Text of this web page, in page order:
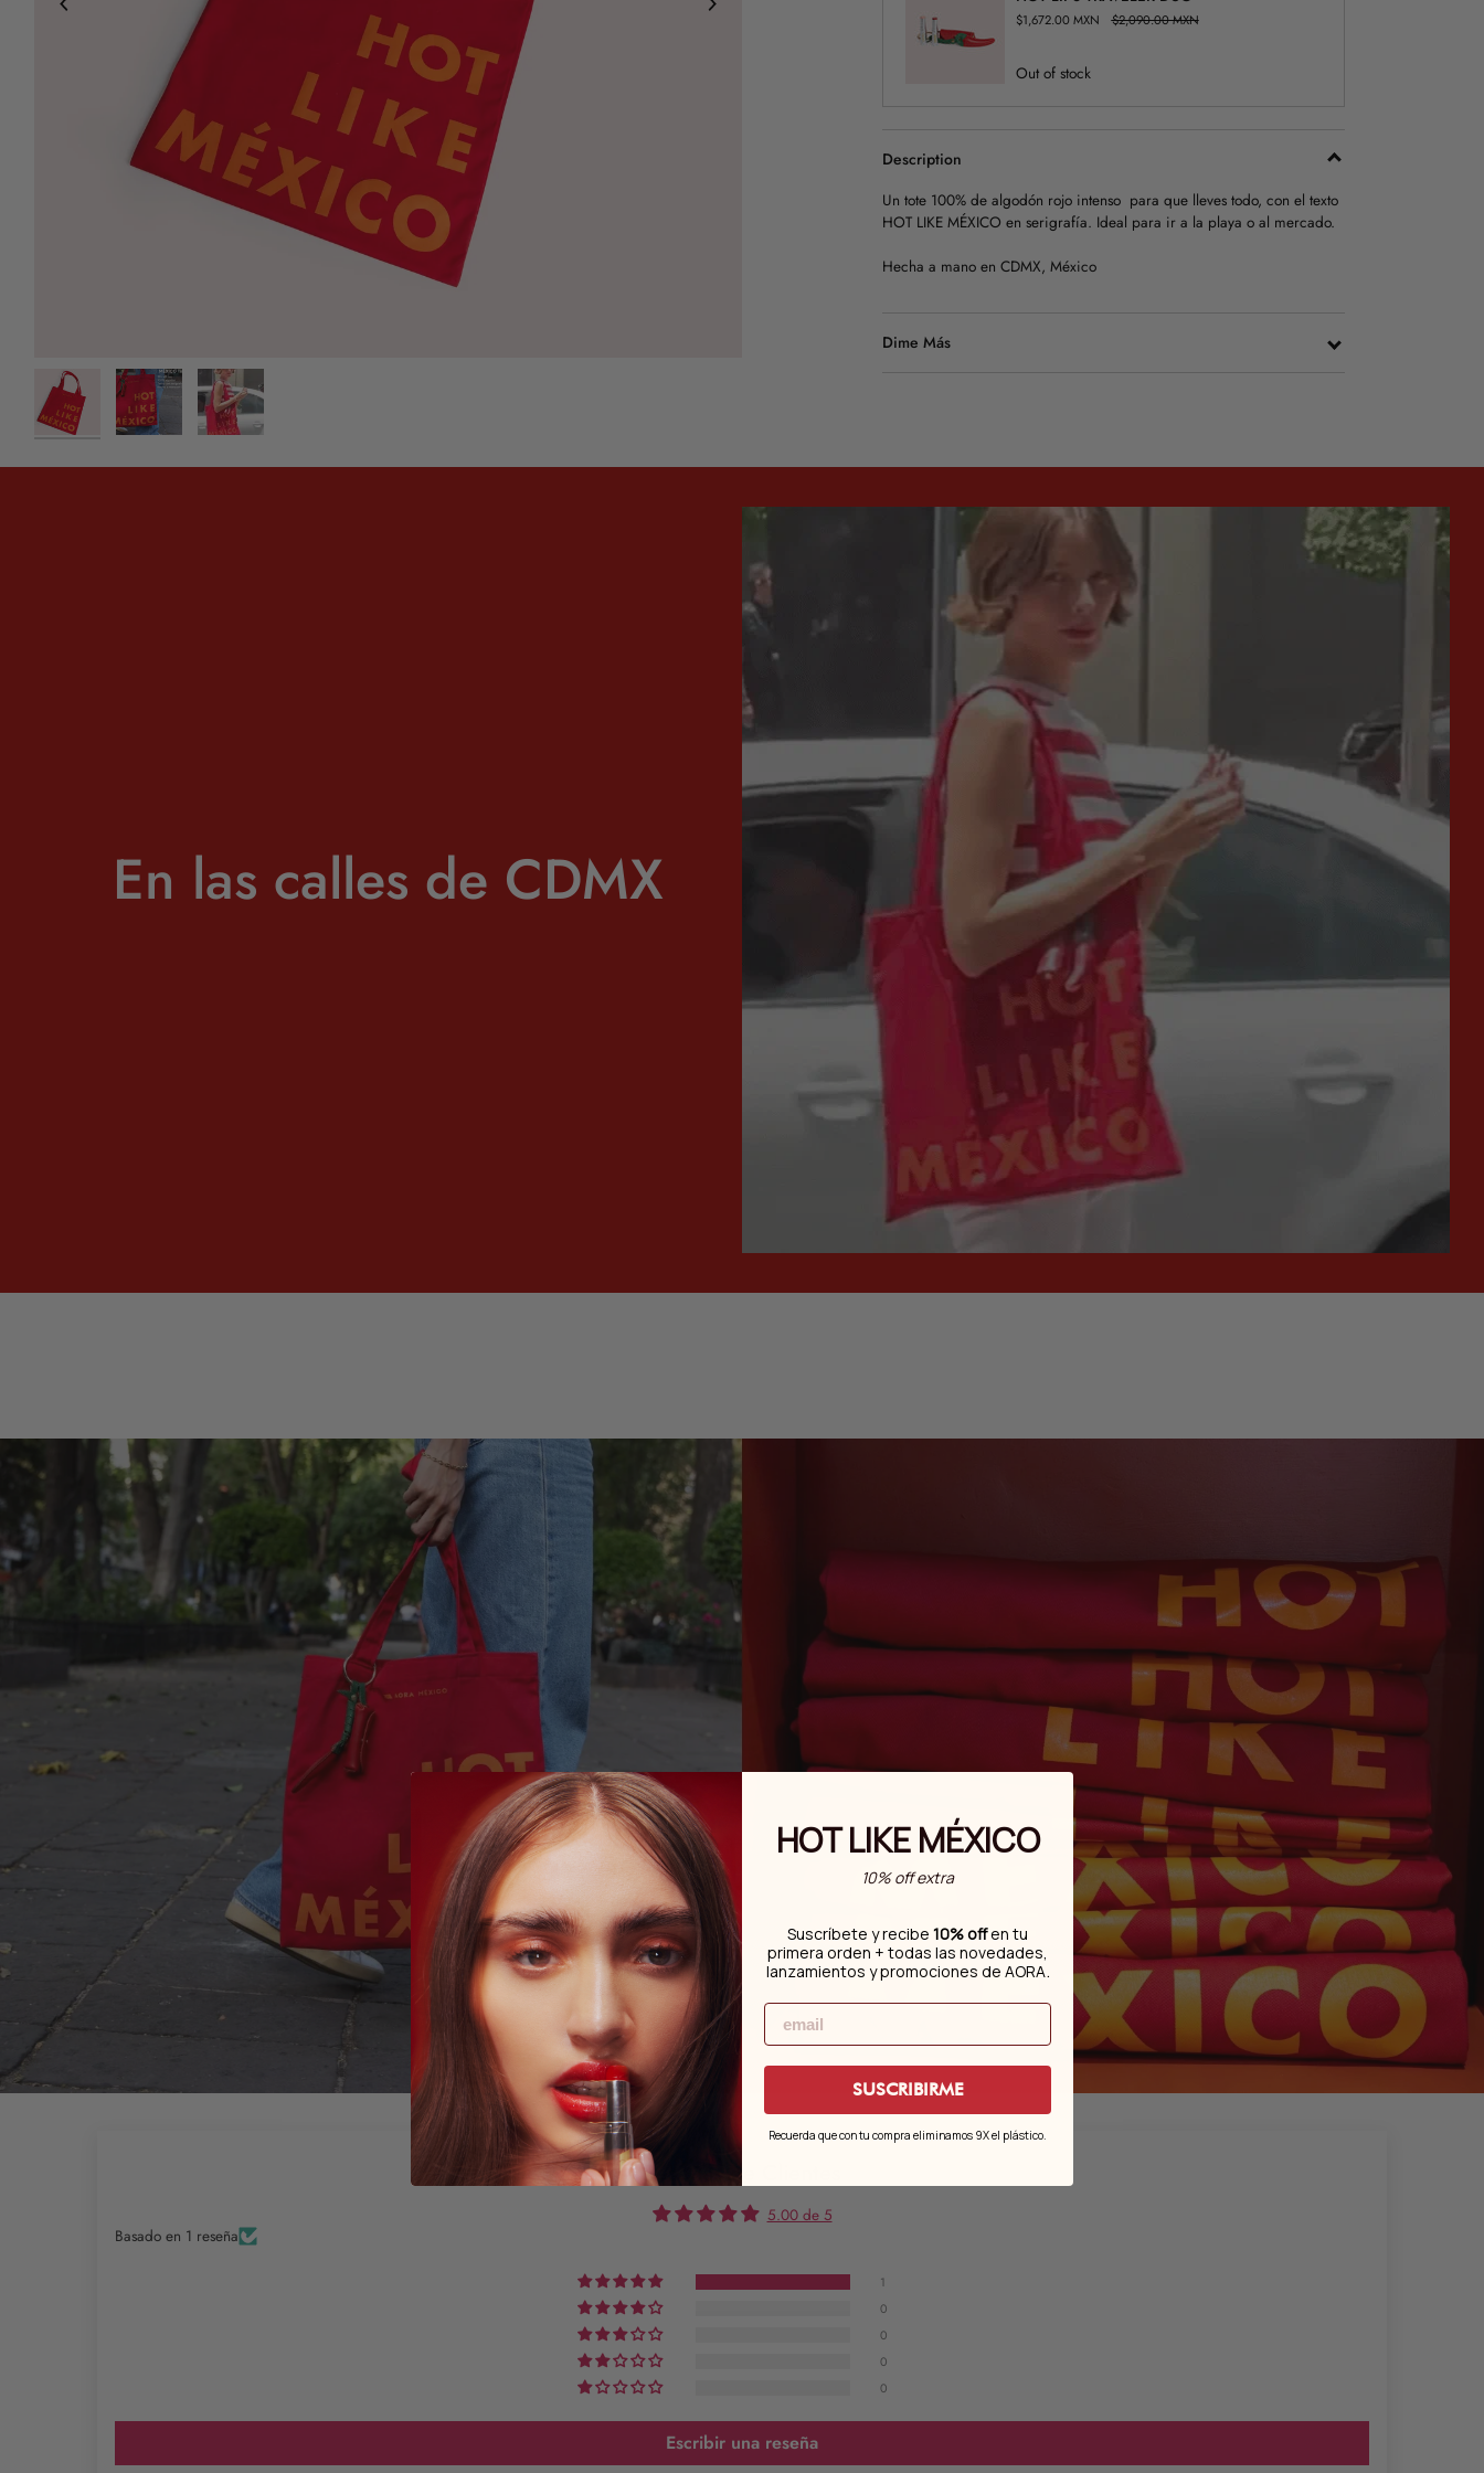
$1,672.00 MXN $2,090.00 MXN
Out of stock
Description
Un tote 100% de algodón rojo intenso para que lleves todo, con el texto
HOT LIKE MÉXICO en serigrafía. Ideal para ir a la playa o al mercado.
Hecha a mano en CDMX, México
Dime Más
En las calles de CDMX
Reseñas de Clientes
5.00 de 5
Basado en 1 reseña
1
0
0
0
0
Escribir una reseña
HOT LIKE MÉXICO
10% off extra
Suscríbete y recibe 10% offen tu
primera orden + todas las novedades,
lanzamientos y promociones de AORA.
Email
SUSCRIBIRME
Recuerda que con tu compra eliminamos 9X el plástico.